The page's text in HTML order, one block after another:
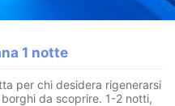
1 notte
per chi desidera rigenerarsi
da scoprire. 1-2 notti,